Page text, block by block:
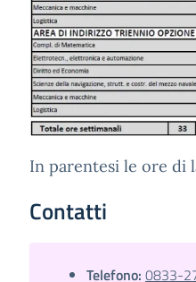
In parentesi le ore di
Contatti
Telefono: 0833-